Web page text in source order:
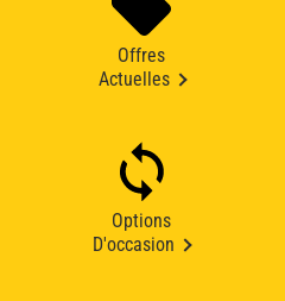
Offres
Actuelles
Options
D'occasion